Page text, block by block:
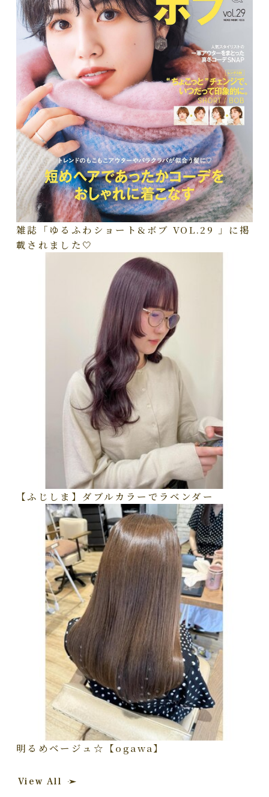
雑誌「ゆるふわショート&ボブ VOL.29 」に掲
載されました🤍
【ふじしま】ダブルカラーでラベンダー
明るめベージュ☆【ogawa】
View All